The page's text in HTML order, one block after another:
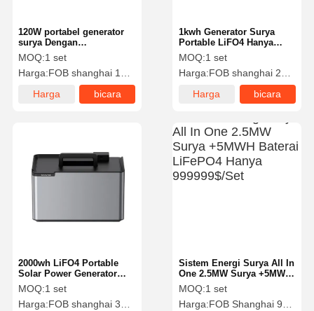
120W portabel generator
surya Dengan
120W380WH20WFAN 5w
LED Hanya 139$
MOQ:1 set
Harga:FOB shanghai 139$/Set
Harga
bicara
1kwh Generator Surya
Portable LiFO4 Hanya
259$/unit
MOQ:1 set
Harga:FOB shanghai 259$/Set
Harga
bicara
2000wh LiFO4 Portable
Solar Power Generator
Hanya 399$/Unit
MOQ:1 set
Harga:FOB shanghai 399$/Set
Sistem Energi Surya All In
One 2.5MW Surya +5MWH
Baterai LiFePO4 Hanya
999999$/Set
MOQ:1 set
Harga:FOB Shanghai 999999$/Set